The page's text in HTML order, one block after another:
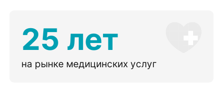
25 лет
на рынке медицинских услуг